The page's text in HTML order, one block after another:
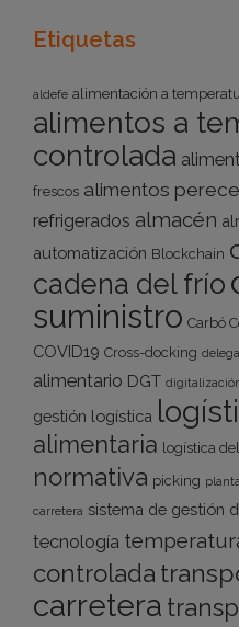
Etiquetas
aldefe alimentación a
alimentos a
controlada
frescos alimentos
refrigerados almacén
automatización Blockchain
cadena del frío
suministro Carbó
COVID19 Cross-docking
alimentario DGT
gestión logística
alimentaria logística
normativa picking
carretera sistema de gestión
tecnología
controlada
carretera